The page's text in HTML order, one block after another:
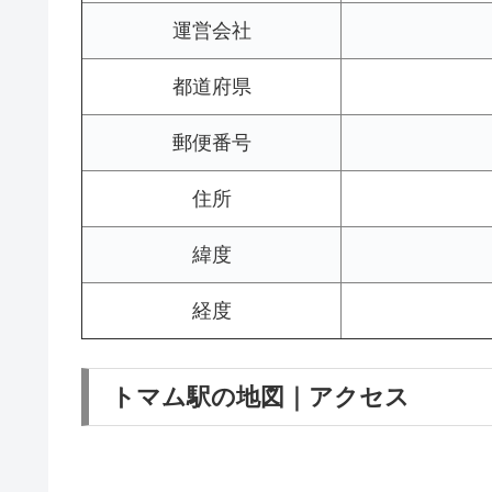
運営会社
都道府県
郵便番号
住所
緯度
経度
トマム駅の地図｜アクセス